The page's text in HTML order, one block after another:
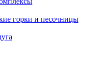
горки и песочницы